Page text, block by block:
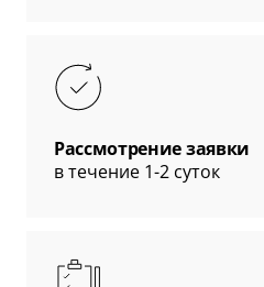
Рассмотрение заявки
в течение 1-2 суток